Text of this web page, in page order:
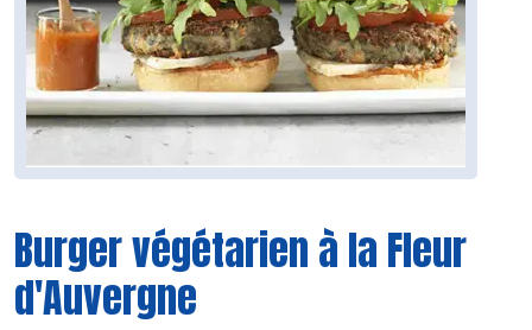
Burger végétarien à la Fleur
d'Auvergne